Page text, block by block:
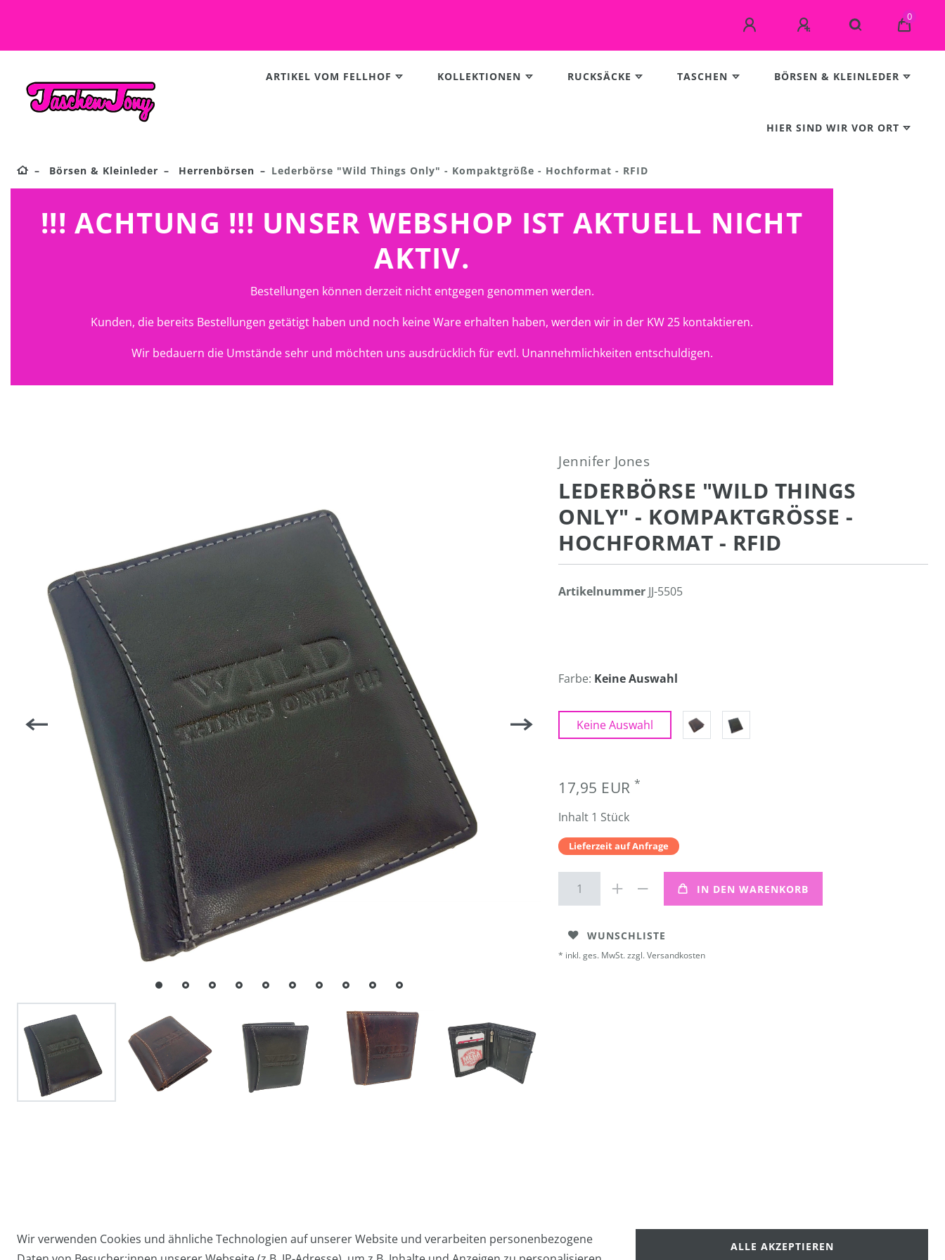
0
ARTIKEL VOM FELLHOF KOLLEKTIONEN RUCKSÄCKE TASCHEN BÖRSEN & KLEINLEDER
HIER SIND WIR VOR ORT
Börsen & Kleinleder Herrenbörsen Lederbörse "Wild Things Only" - Kompaktgröße - Hochformat - RFID
!!! ACHTUNG !!! UNSER WEBSHOP IST AKTUELL NICHT
AKTIV.
Bestellungen können derzeit nicht entgegen genommen werden.
Kunden, die bereits Bestellungen getätigt haben und noch keine Ware erhalten haben, werden wir in der KW 25 kontaktieren.
Wir bedauern die Umstände sehr und möchten uns ausdrücklich für evtl. Unannehmlichkeiten entschuldigen.
Jennifer Jones
LEDERBÖRSE "WILD THINGS
ONLY" - KOMPAKTGRÖSSE - H
OCHFORMAT - RFID
Artikelnummer JJ-5505
Farbe: Keine Auswahl
Keine Auswahl
17,95 EUR *
Inhalt 1 Stück
Lieferzeit auf Anfrage
IN DEN WARENKORB
WUNSCHLISTE
* inkl. ges. MwSt. zzgl.Versandkosten
Wir verwenden Cookies und ähnliche Technologien auf unserer Website und verarbeiten personenbezogene
ALLE AKZEPTIEREN